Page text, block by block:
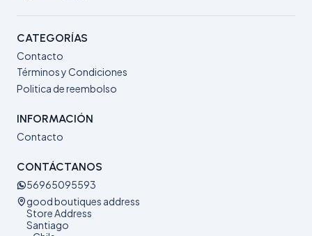
CATEGORÍAS
Contacto
Términos y Condiciones
Politica de reembolso
INFORMACIÓN
Contacto
CONTÁCTANOS
56965095593
good boutiques address
Store Address
Santiago